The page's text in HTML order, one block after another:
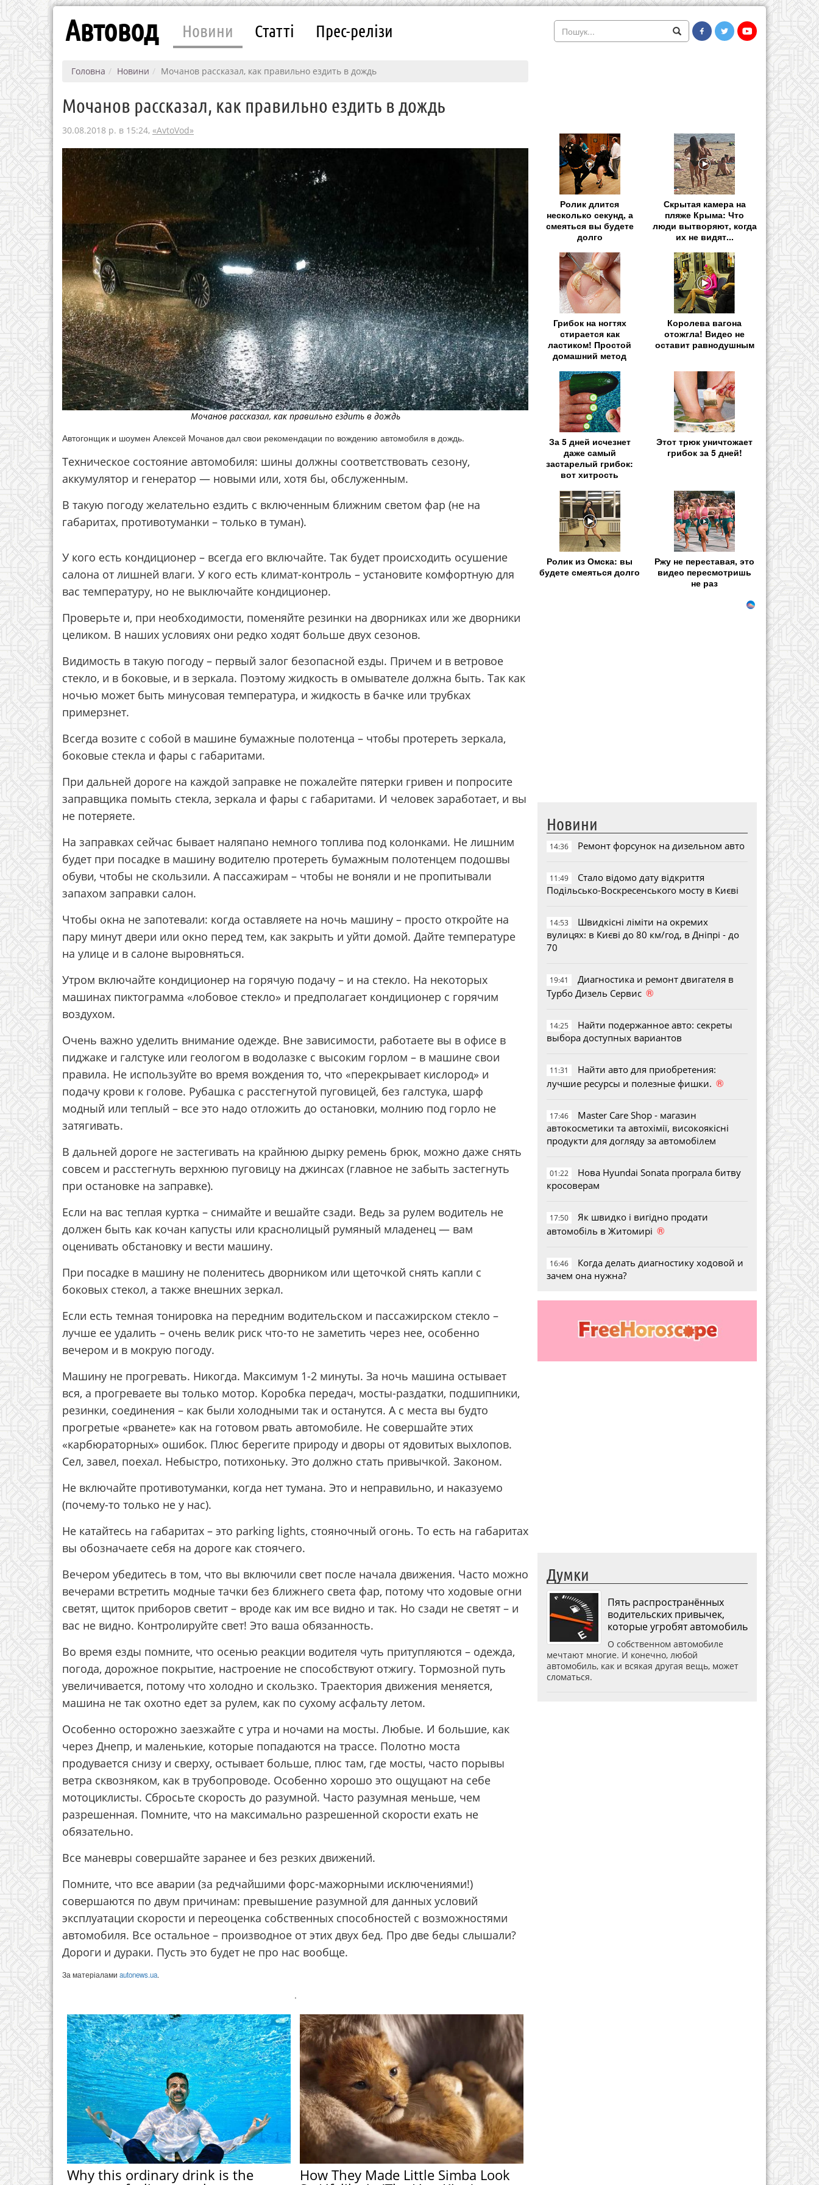
Автовод Новини Статті Прес-релізи
Головна Новини Мочанов рассказал, как правильно ездить в дождь
Мочанов рассказал, как правильно ездить в дождь
30.08.2018 р. в 15:24, «AvtoVod»
Мочанов рассказал, как правильно ездить в дождь
Автогонщик и шоумен Алексей Мочанов дал свои рекомендации по вождению автомобиля в дождь.
Техническое состояние автомобиля: шины должны соответствовать сезону,
аккумулятор и генератор — новыми или, хотя бы, обслуженным.
В такую погоду желательно ездить с включенным ближним светом фар (не на
габаритах, противотуманки – только в туман).
У кого есть кондиционер – всегда его включайте. Так будет происходить осушение
салона от лишней влаги. У кого есть климат-контроль – установите комфортную для
вас температуру, но не выключайте кондиционер.
Проверьте и, при необходимости, поменяйте резинки на дворниках или же дворники
целиком. В наших условиях они редко ходят больше двух сезонов.
Видимость в такую погоду – первый залог безопасной езды. Причем и в ветровое
стекло, и в боковые, и в зеркала. Поэтому жидкость в омывателе должна быть. Так как
ночью может быть минусовая температура, и жидкость в бачке или трубках
примерзнет.
Всегда возите с собой в машине бумажные полотенца – чтобы протереть зеркала,
боковые стекла и фары с габаритами.
При дальней дороге на каждой заправке не пожалейте пятерки гривен и попросите
заправщика помыть стекла, зеркала и фары с габаритами. И человек заработает, и вы
не потеряете.
На заправках сейчас бывает наляпано немного топлива под колонками. Не лишним
будет при посадке в машину водителю протереть бумажным полотенцем подошвы
обуви, чтобы не скользили. А пассажирам – чтобы не воняли и не пропитывали
запахом заправки салон.
Чтобы окна не запотевали: когда оставляете на ночь машину – просто откройте на
пару минут двери или окно перед тем, как закрыть и уйти домой. Дайте температуре
на улице и в салоне выровняться.
Утром включайте кондиционер на горячую подачу – и на стекло. На некоторых
машинах пиктограмма «лобовое стекло» и предполагает кондиционер с горячим
воздухом.
Очень важно уделить внимание одежде. Вне зависимости, работаете вы в офисе в
пиджаке и галстуке или геологом в водолазке с высоким горлом – в машине свои
правила. Не используйте во время вождения то, что «перекрывает кислород» и
подачу крови к голове. Рубашка с расстегнутой пуговицей, без галстука, шарф
модный или теплый – все это надо отложить до остановки, молнию под горло не
затягивать.
В дальней дороге не застегивать на крайнюю дырку ремень брюк, можно даже снять
совсем и расстегнуть верхнюю пуговицу на джинсах (главное не забыть застегнуть
при остановке на заправке).
Если на вас теплая куртка – снимайте и вешайте сзади. Ведь за рулем водитель не
должен быть как кочан капусты или краснолицый румяный младенец — вам
оценивать обстановку и вести машину.
При посадке в машину не поленитесь дворником или щеточкой снять капли с
боковых стекол, а также внешних зеркал.
Если есть темная тонировка на передним водительском и пассажирском стекло –
лучше ее удалить – очень велик риск что-то не заметить через нее, особенно
вечером и в мокрую погоду.
Машину не прогревать. Никогда. Максимум 1-2 минуты. За ночь машина остывает
вся, а прогреваете вы только мотор. Коробка передач, мосты-раздатки, подшипники,
резинки, соединения – как были холодными так и останутся. А с места вы будто
прогретые «рванете» как на готовом рвать автомобиле. Не совершайте этих
«карбюраторных» ошибок. Плюс берегите природу и дворы от ядовитых выхлопов.
Сел, завел, поехал. Небыстро, потихоньку. Это должно стать привычкой. Законом.
Не включайте противотуманки, когда нет тумана. Это и неправильно, и наказуемо
(почему-то только не у нас).
Не катайтесь на габаритах – это parking lights, стояночный огонь. То есть на габаритах
вы обозначаете себя на дороге как стоячего.
Вечером убедитесь в том, что вы включили свет после начала движения. Часто можно
вечерами встретить модные тачки без ближнего света фар, потому что ходовые огни
светят, щиток приборов светит – вроде как им все видно и так. Но сзади не светят – и
вас не видно. Контролируйте свет! Это ваша обязанность.
Во время езды помните, что осенью реакции водителя чуть притупляются – одежда,
погода, дорожное покрытие, настроение не способствуют отжигу. Тормозной путь
увеличивается, потому что холодно и скользко. Траектория движения меняется,
машина не так охотно едет за рулем, как по сухому асфальту летом.
Особенно осторожно заезжайте с утра и ночами на мосты. Любые. И большие, как
через Днепр, и маленькие, которые попадаются на трассе. Полотно моста
продувается снизу и сверху, остывает больше, плюс там, где мосты, часто порывы
ветра сквозняком, как в трубопроводе. Особенно хорошо это ощущают на себе
мотоциклисты. Сбросьте скорость до разумной. Часто разумная меньше, чем
разрешенная. Помните, что на максимально разрешенной скорости ехать не
обязательно.
Все маневры совершайте заранее и без резких движений.
Помните, что все аварии (за редчайшими форс-мажорными исключениями!)
совершаются по двум причинам: превышение разумной для данных условий
эксплуатации скорости и переоценка собственных способностей с возможностями
автомобиля. Все остальное – производное от этих двух бед. Про две беды слышали?
Дороги и дураки. Пусть это будет не про нас вообще.
За матеріалами autonews.ua.
.
Why this ordinary drink is the How They Made Little Simba Look
Ролик длится
несколько секунд, а
смеяться вы будете
долго
Скрытая камера на
пляже Крыма: Что
люди вытворяют, когда
их не видят...
Грибок на ногтях
стирается как
ластиком! Простой
домашний метод
Королева вагона
отожгла! Видео не
оставит равнодушным
За 5 дней исчезнет
даже самый
застарелый грибок:
вот хитрость
Этот трюк уничтожает
грибок за 5 дней!
Ролик из Омска: вы
будете смеяться долго
Ржу не переставая, это
видео пересмотришь
не раз
Новини
14:36 Ремонт форсунок на дизельном авто
11:49
Стало відомо дату відкриття
Подільсько-Воскресенського мосту в Києві
14:53
Швидкісні ліміти на окремих
вулицях: в Києві до 80 км/год, в Дніпрі - до
70
19:41
Диагностика и ремонт двигателя в
Турбо Дизель Сервис ®
14:25
Найти подержанное авто: секреты
выбора доступных вариантов
11:31
Найти авто для приобретения:
лучшие ресурсы и полезные фишки. ®
17:46
Master Care Shop - магазин
автокосметики та автохімії, високоякісні
продукти для догляду за автомобілем
01:22
Нова Hyundai Sonata програла битву
кросоверам
17:50
Як швидко і вигідно продати
автомобіль в Житомирі ®
16:46
Когда делать диагностику ходовой и
зачем она нужна?
Думки
Пять распространённых
водительских привычек,
которые угробят автомобиль
О собственном автомобиле
мечтают многие. И конечно, любой
автомобиль, как и всякая другая вещь, может
сломаться.